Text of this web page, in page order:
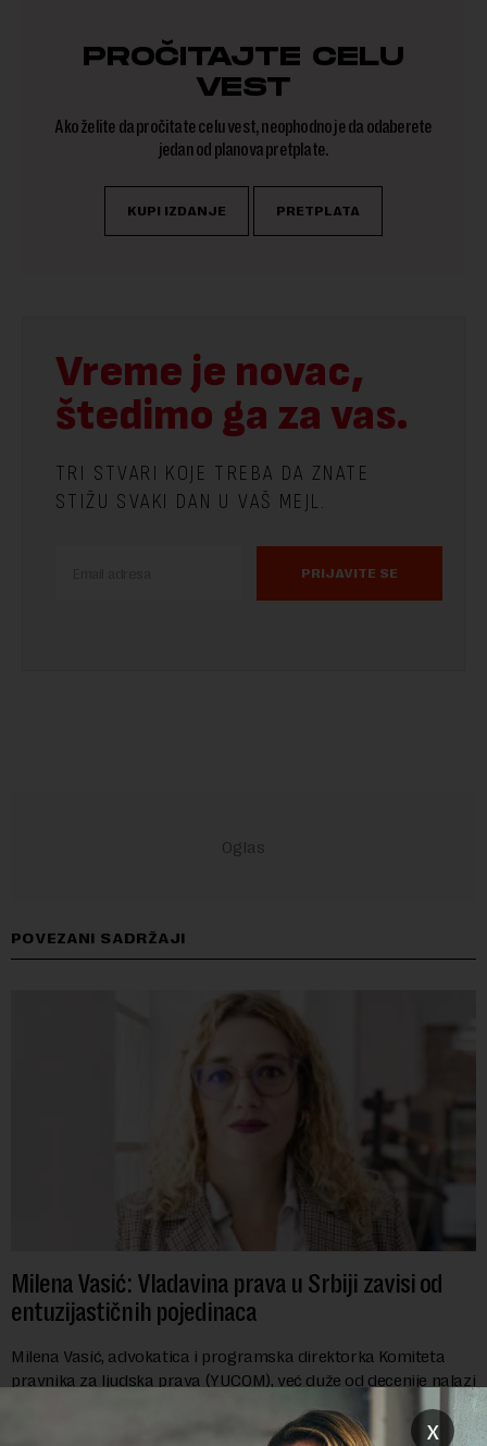
PROČITAJTE CELU
VEST
Ako želite da pročitate celu vest, neophodno je da odaberete
jedan od planova pretplate.
KUPI IZDANJE PRETPLATA
Vreme je novac,
štedimo ga za vas.
TRI STVARI KOJE TREBA DA ZNATE
STIŽU SVAKI DAN U VAŠ MEJL.
PRIJAVITE SE
POVEZANI SADRŽAJI
Milena Vasić: Vladavina prava u Srbiji zavisi od
entuzijastičnih pojedinaca
Milena Vasić, advokatica i programska direktorka Komiteta
pravnika za ljudska prava (YUCOM), već duže od decenije nalazi
marginalizovanih grupa, žrtava diskrimi...
x